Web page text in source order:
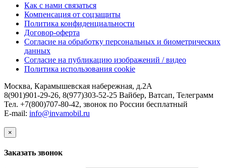
Как с нами связаться
Компенсация от соцзащиты
Политика конфиденциальности
Договор-оферта
Согласие на обработку персональных и биометрических
данных
Согласие на публикацию изображений / видео
Политика использования cookie
Москва, Карамышевская набережная, д.2А
8(901)901-29-26, 8(977)303-52-25 Вайбер, Ватсап, Телеграмм
Тел. +7(800)707-80-42, звонок по России бесплатный
E-mail: info@invamobil.ru
×
Заказать звонок